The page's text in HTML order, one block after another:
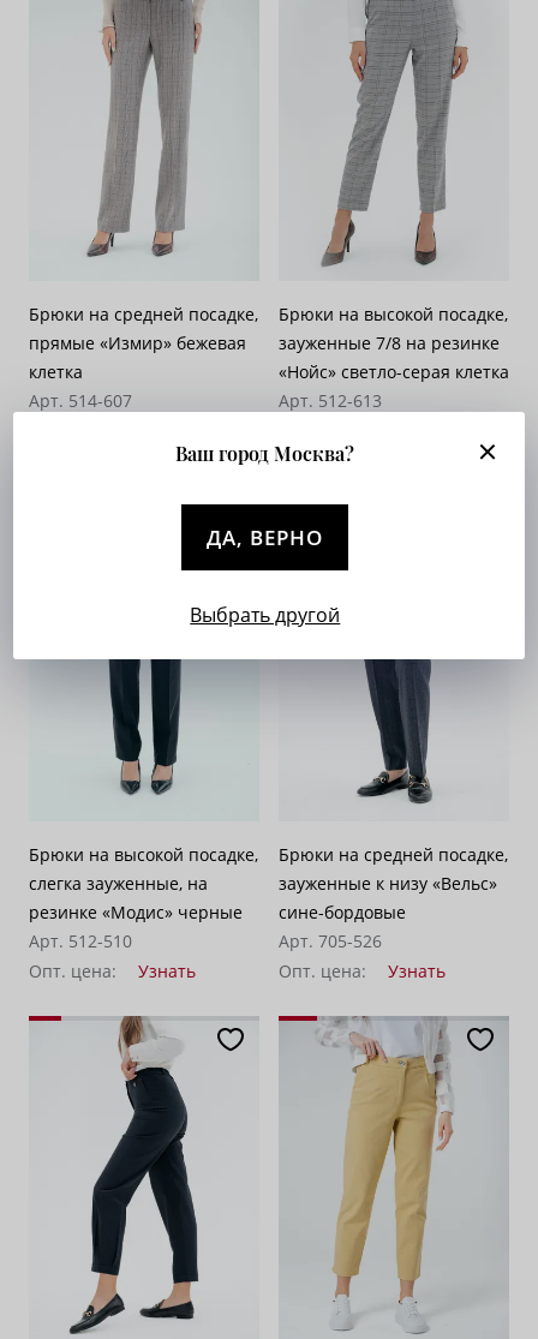
Брюки на средней посадке,
прямые «Измир» бежевая
клетка
Арт. 514-607
Брюки на высокой посадке,
зауженные 7/8 на резинке
«Нойс» светло-серая клетка
Арт. 512-613
Брюки на высокой посадке,
слегка зауженные, на
резинке «Модис» черные
Арт. 512-510
Опт. цена:
Узнать
Брюки на средней посадке,
зауженные к низу «Вельс»
сине-бордовые
Арт. 705-526
Опт. цена:
Узнать
Ваш город Москва?
ДА, ВЕРНО
Выбрать другой